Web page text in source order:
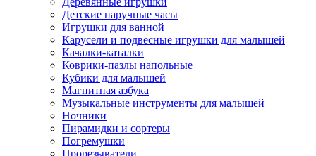
Детские наручные часы
Игрушки для ванной
Карусели и подвесные игрушки для малышей
Качалки-каталки
Коврики-пазлы напольные
Кубики для малышей
Магнитная азбука
Музыкальные инструменты для малышей
Ночники
Пирамидки и сортеры
Погремушки
Прорезыватели